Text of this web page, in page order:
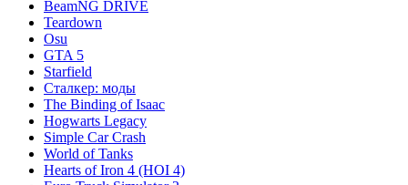
BeamNG DRIVE
Teardown
Osu
GTA 5
Starfield
Сталкер: моды
The Binding of Isaac
Hogwarts Legacy
Simple Car Crash
World of Tanks
Hearts of Iron 4 (HOI 4)